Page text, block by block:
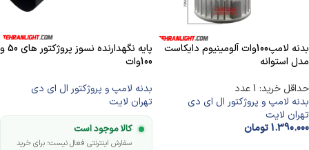
بدنه لامپ100وات آلومینیوم دایکاست
مدل استوانه
حداقل خرید: 1 عدد
بدنه لامپ و پروژکتور ال ای دی
تهران لایت
1.390.000تومان
پایه نگهدارنده نسوز پروژکتور های 50 و
100وات
بدنه لامپ و پروژکتور ال ای دی
تهران لایت
کالا موجود است
سفارش اینترنتی فعال نیست؛ برای خرید